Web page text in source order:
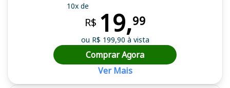
10x de
R$ 19,99
ou R$ 199,90 à vista
Comprar Agora
Ver Mais